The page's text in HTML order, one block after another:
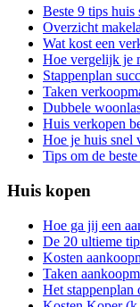
Beste 9 tips huis
Overzicht
Wat kost een
Hoe vergelijk je
Stappenplan
Taken
Dubbele
Huis verkopen
Hoe je huis snel
Tips om de
Huis kopen
Hoe ga jij een
De 20 ultieme
Kosten
Taken
Het stappenplan